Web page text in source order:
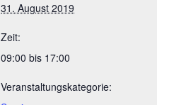
31. August 2019
Zeit:
09:00 bis 17:00
Veranstaltungskategorie: